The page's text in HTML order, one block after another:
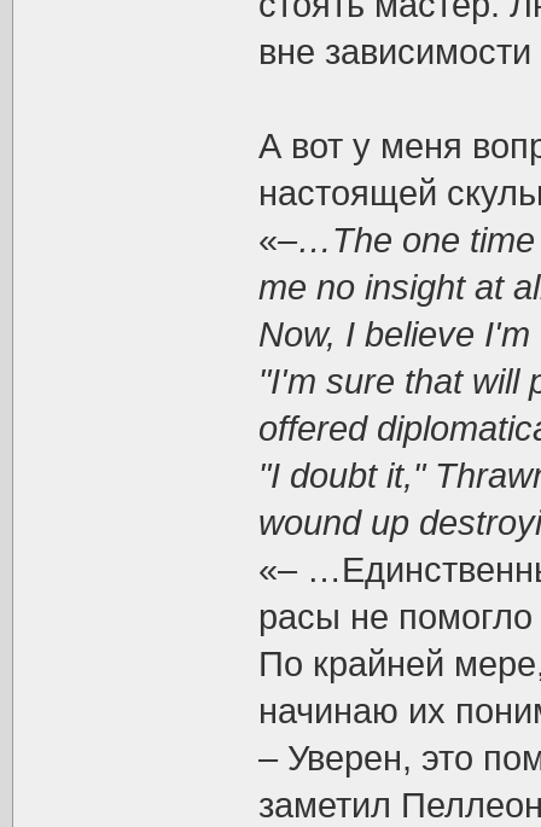
вне
А вот у меня
настоящей
«–…The one time
me no insight at
Now, I believe
"I'm sure that will
offered
"I doubt it,"
wound up
«–
расы не
По крайней
начинаю их
– Уверен, это
заметил